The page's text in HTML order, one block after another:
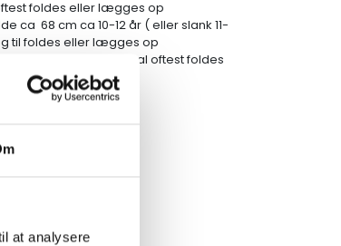
at analysere
foldes eller lægges op
ca 68 cm ca 10-12 år ( eller slank 11-
til foldes eller lægges op
ca 70 cm skal oftest foldes
ca 72 cm
ca 78 cm
80 cm